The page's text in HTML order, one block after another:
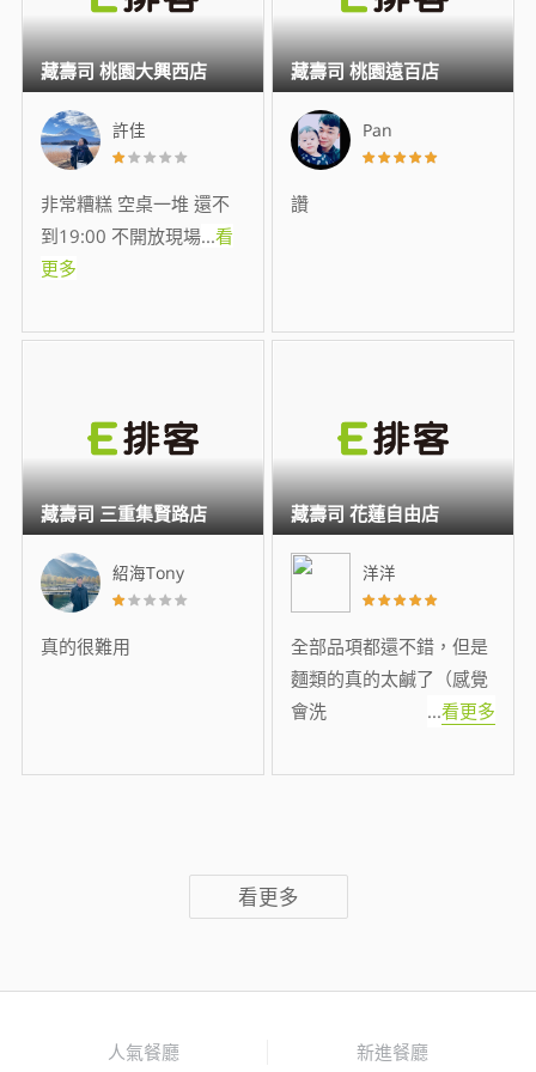
許佳
非常糟糕 空桌一堆 還不
到19:00 不開放現場...看
更多
藏壽司 桃園大興西店
Pan
讚
藏壽司 桃園遠百店
紹海Tony
真的很難用
藏壽司 三重集賢路店
洋洋
全部品項都還不錯，但是
麵類的真的太鹹了（感覺
會洗
...看更多
藏壽司 花蓮自由店
看更多
人氣餐廳 新進餐廳